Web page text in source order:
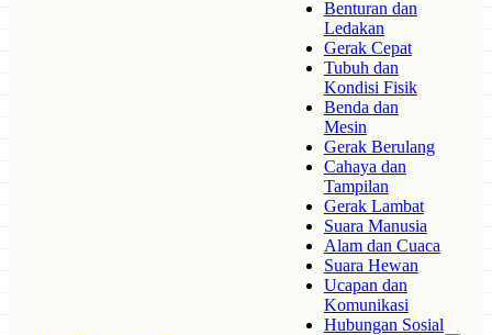
Benturan dan
Ledakan
Gerak Cepat
Tubuh dan
Kondisi Fisik
Benda dan
Mesin
Gerak Berulang
Cahaya dan
Tampilan
Gerak Lambat
Suara Manusia
Alam dan Cuaca
Suara Hewan
Ucapan dan
Komunikasi
Hubungan Sosial